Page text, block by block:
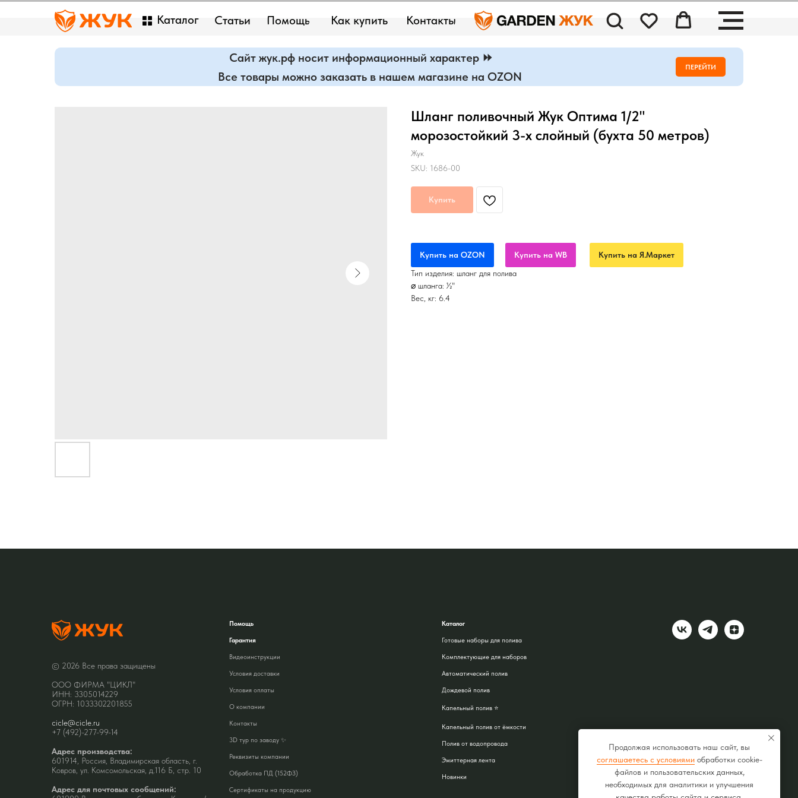
Помощь
Статьи Контакты
Каталог Как купить
Сайт жук.рф носит информационный характер ⏩
Все товары можно заказать в нашем магазине на OZON
ПЕРЕЙТИ
Шланг поливочный Жук Оптима 1/2"
морозостойкий 3-х слойный (бухта 50 метров)
Жук
SKU: 1686-00
Купить
Купить на OZON Купить на WB
Купить на Я.Маркет
Тип изделия: шланг для полива
⌀ шланга: ½"
Вес, кг: 6.4
© 2026 Все права защищены
ООО ФИРМА "ЦИКЛ"
ИНН: 3305014229
ОГРН: 1033302201855
cicle@cicle.ru
+7 (492)-277-99-14
Адрес производства:
601914, Россия, Владимирская область, г.
Ковров, ул. Комсомольская, д.116 Б, стр. 10
Адрес для почтовых сообщений:
Помощь
Гарантия
Видеоинструкции
Условия доставки
Условия оплаты
О компании
Контакты
3D тур по заводу ✨
Реквизиты компании
Обработка ПД (152ФЗ)
Сертификаты на продукцию
Каталог
Готовые наборы для полива
Комплектующие для наборов
Автоматический полив
Дождевой полив
Капельный полив ⭐
Капельный полив от ёмкости
Полив от водопровода
Эмиттерная лента
Новинки
Продолжая использовать наш сайт, вы
соглашаетесь с условиямиобработки cookie-
файлов и пользовательских данных,
необходимых для аналитики и улучшения